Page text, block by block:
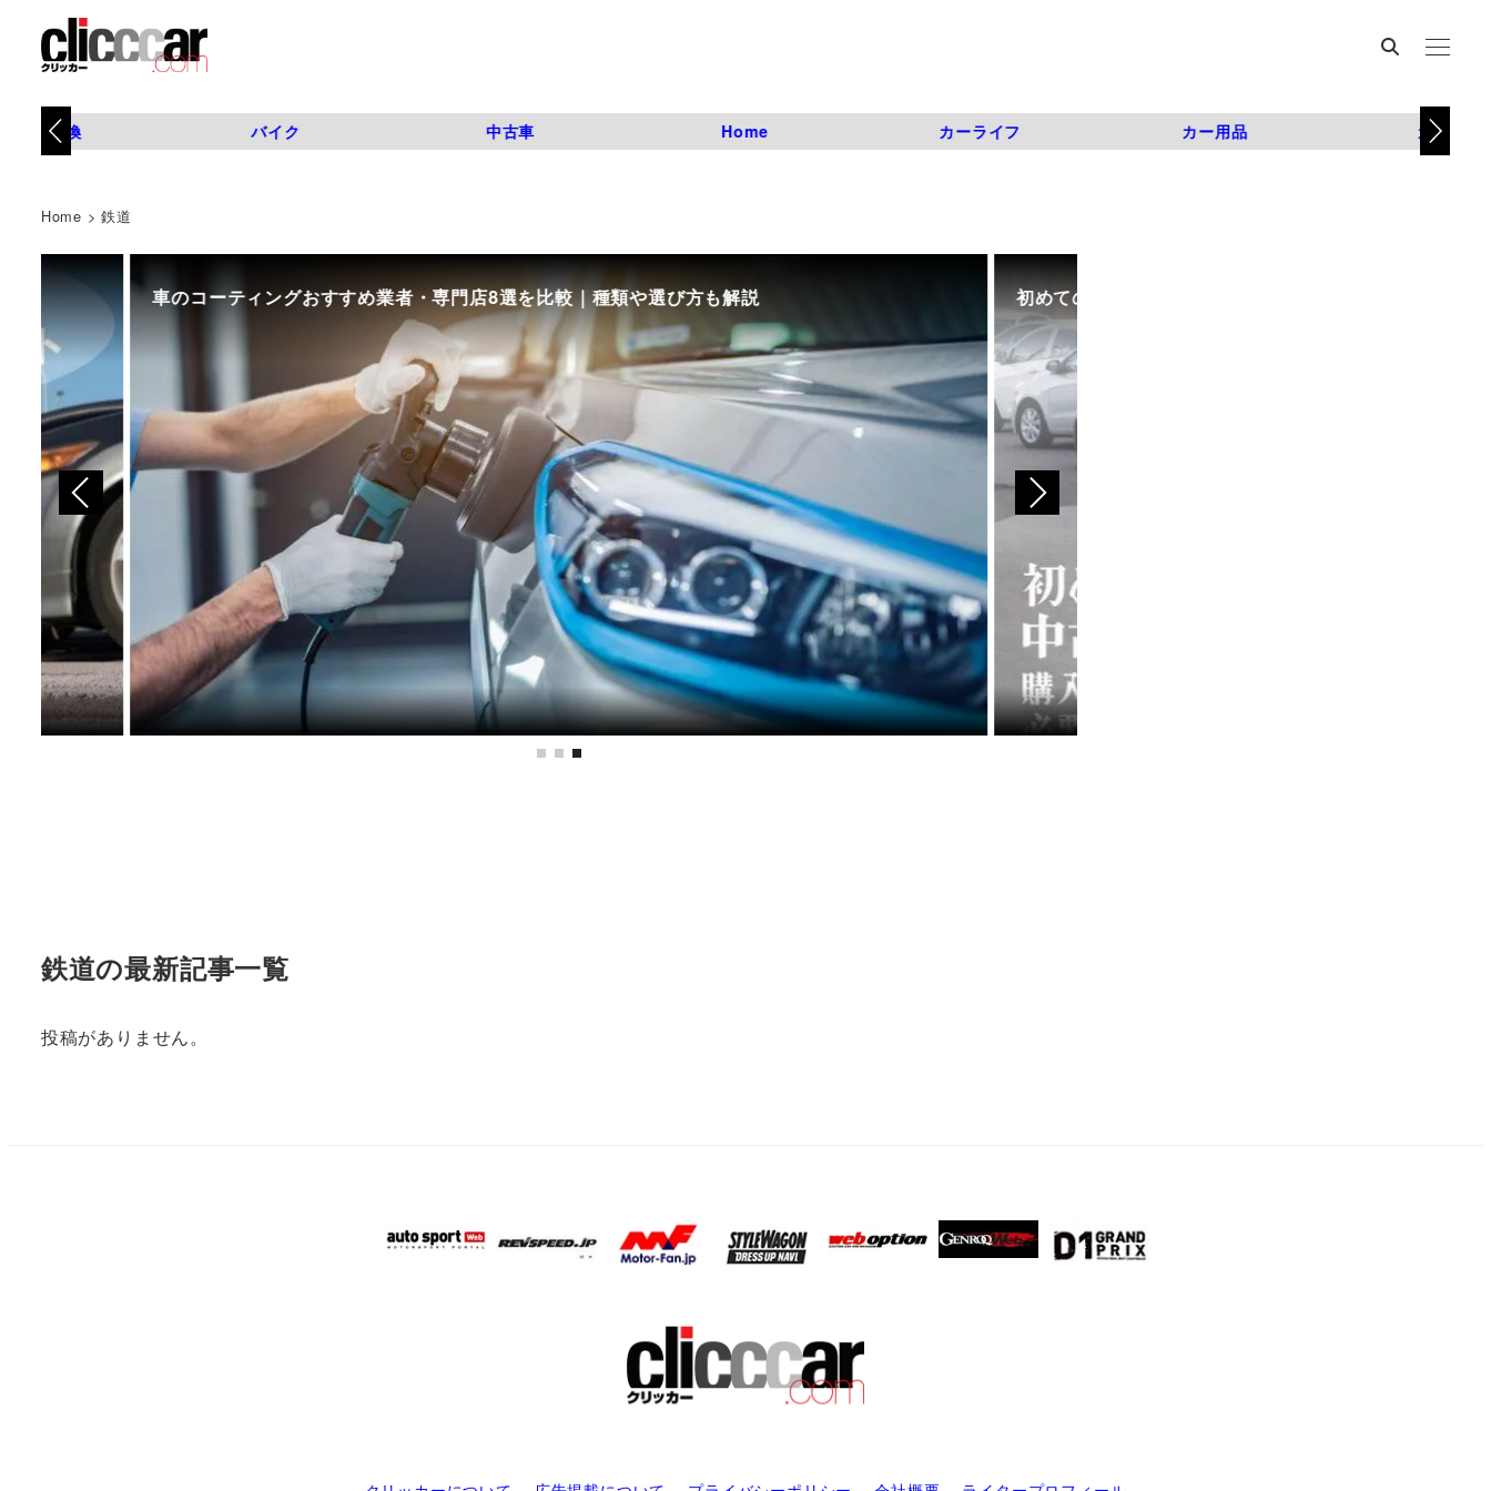
タイヤ交換 バイク 中古車 Home カーライフ カー用品 カスタム
Home >鉄道
車のコーティングおすすめ業者・専門店8選を比較｜種類や選び方も解説 初めての中古車選び、購入時の流れや必要な書類などに
鉄道の最新記事一覧
投稿がありません。